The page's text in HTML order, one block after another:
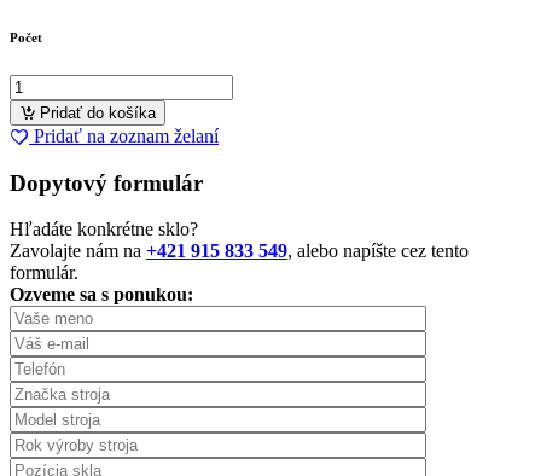
Počet
Pridať do košíka
Pridať na zoznam želaní
Dopytový formulár
Hľadáte konkrétne sklo?
Zavolajte nám na +421 915 833 549, alebo napíšte cez tento
formulár.
Ozveme sa s ponukou: